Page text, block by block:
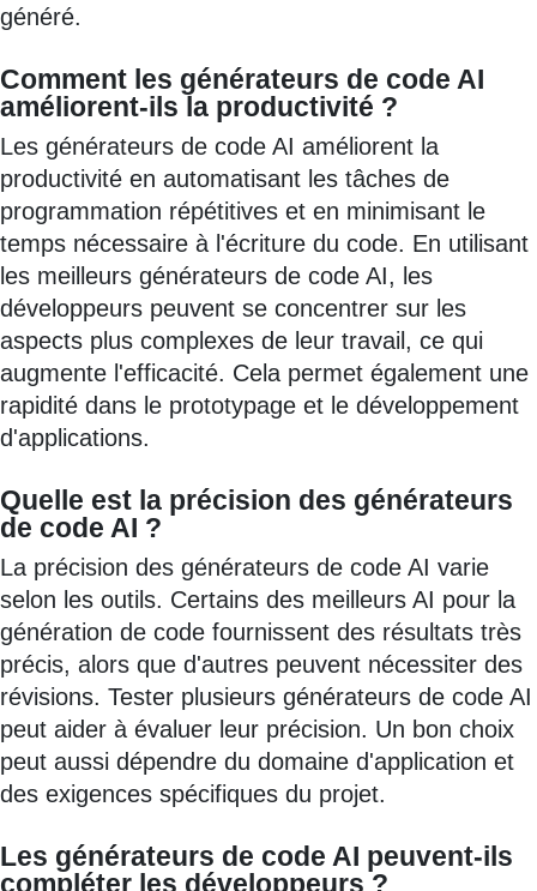
généré.
Comment les générateurs de code AI
améliorent-ils la productivité ?
Les générateurs de code AI améliorent la
productivité en automatisant les tâches de
programmation répétitives et en minimisant le
temps nécessaire à l'écriture du code. En utilisant
les meilleurs générateurs de code AI, les
développeurs peuvent se concentrer sur les
aspects plus complexes de leur travail, ce qui
augmente l'efficacité. Cela permet également une
rapidité dans le prototypage et le développement
d'applications.
Quelle est la précision des générateurs
de code AI ?
La précision des générateurs de code AI varie
selon les outils. Certains des meilleurs AI pour la
génération de code fournissent des résultats très
précis, alors que d'autres peuvent nécessiter des
révisions. Tester plusieurs générateurs de code AI
peut aider à évaluer leur précision. Un bon choix
peut aussi dépendre du domaine d'application et
des exigences spécifiques du projet.
Les générateurs de code AI peuvent-ils
compléter les développeurs ?